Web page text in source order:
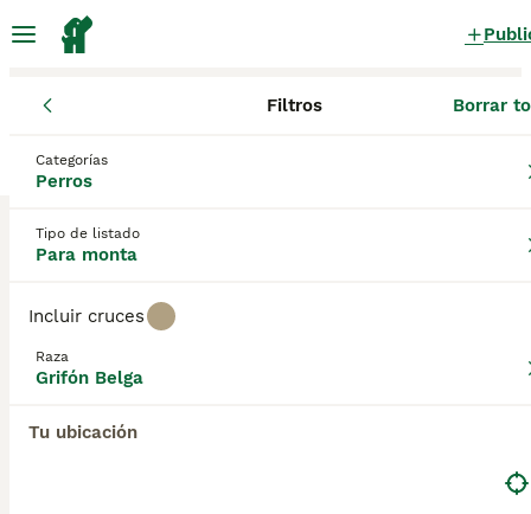
Filtros Borrar
Categorías
Perros
Tipo de listado
Para monta
Incluir cruces
Raza
Grifón Belga
Tu ubicación
Grifón Belga Perros para monta
0 Perros encontrados
Sólo puro
Guardar búsqueda